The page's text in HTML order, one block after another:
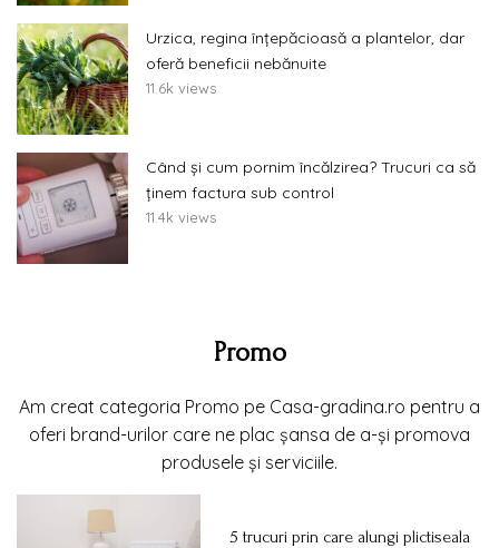
Urzica, regina înțepăcioasă a plantelor, dar
oferă beneficii nebănuite
11.6k views
Când și cum pornim încălzirea? Trucuri ca să
ținem factura sub control
11.4k views
Promo
Am creat categoria Promo pe Casa-gradina.ro pentru a
oferi brand-urilor care ne plac șansa de a-și promova
produsele și serviciile.
5 trucuri prin care alungi plictiseala